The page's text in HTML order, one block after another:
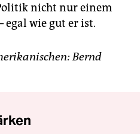
nicht nur einem
egal wie gut er ist.
Bernd